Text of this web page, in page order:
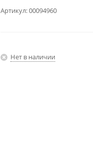
Артикул:00094960
Нет в наличии